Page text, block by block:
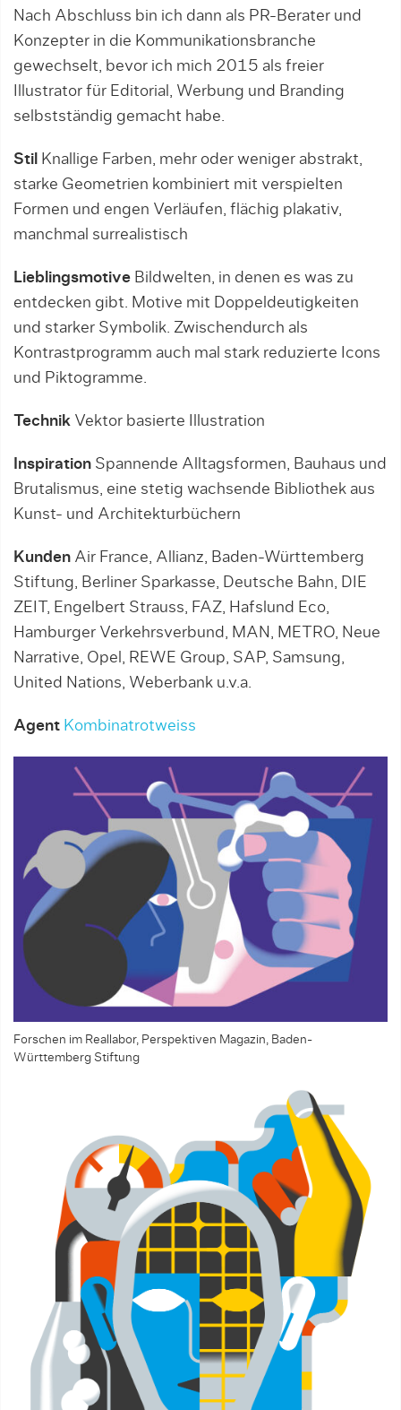
Nach Abschluss bin ich dann als PR-Berater und
Konzepter in die Kommunikationsbranche
gewechselt, bevor ich mich 2015 als freier
Illustrator für Editorial, Werbung und Branding
selbstständig gemacht habe.
Stil
Knallige Farben, mehr oder weniger abstrakt,
starke Geometrien kombiniert mit verspielten
Formen und engen Verläufen, flächig plakativ,
manchmal surrealistisch
Lieblingsmotive Bildwelten, in denen es was zu
entdecken gibt. Motive mit Doppeldeutigkeiten
und starker Symbolik. Zwischendurch als
Kontrastprogramm auch mal stark reduzierte Icons
und Piktogramme.
Technik Vektor basierte Illustration
Inspiration Spannende Alltagsformen, Bauhaus und
Brutalismus, eine stetig wachsende Bibliothek aus
Kunst- und Architekturbüchern
Kunden Air France, Allianz, Baden-Württemberg
Stiftung, Berliner Sparkasse, Deutsche Bahn, DIE
ZEIT, Engelbert Strauss, FAZ, Hafslund Eco,
Hamburger Verkehrsverbund, MAN, METRO, Neue
Narrative, Opel, REWE Group, SAP, Samsung,
United Nations, Weberbank u.v.a.
Agent Kombinatrotweiss
Forschen im Reallabor, Perspektiven Magazin, Baden-
Württemberg Stiftung